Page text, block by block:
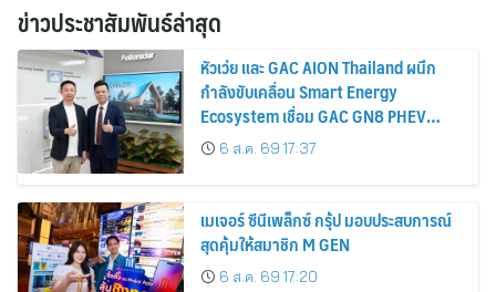
ข่าวประชาสัมพันธ์ล่าสุด
หัวเว่ย และ GAC AION Thailand ผนึก
กำลังขับเคลื่อน Smart Energy
Ecosystem เชื่อม GAC GN8 PHEV
รถยนต์ MPV ระดับพรีเมียม เข้ากับ
พลังงานแสงอาทิตย์ภายในบ้าน
6 ส.ค. 69 17:37
เมเจอร์ ซีนีเพล็กซ์ กรุ้ป มอบประสบการณ์
สุดคุ้มให้สมาชิก M GEN
6 ส.ค. 69 17:20